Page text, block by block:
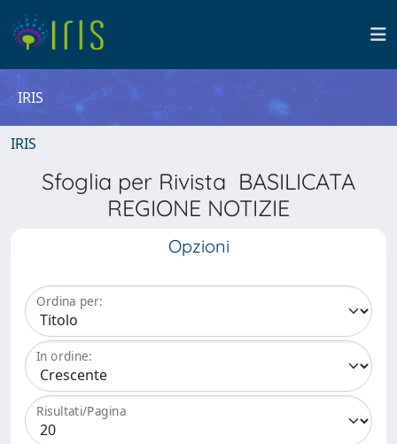
IRIS
IRIS
Sfoglia per Rivista BASILICATA
REGIONE NOTIZIE
Opzioni
Ordina per:
In ordine:
Risultati/Pagina